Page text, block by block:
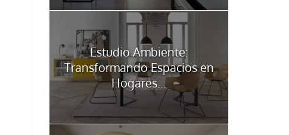
Estudio Ambiente:
Transformando Espacios en
Hogares...